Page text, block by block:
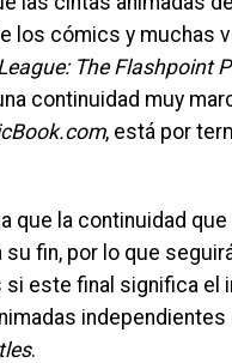
los cómics y muchas
The Flashpoint
continuidad muy
, está por
que la continuidad
su fin, por lo que
si este final significa el
.